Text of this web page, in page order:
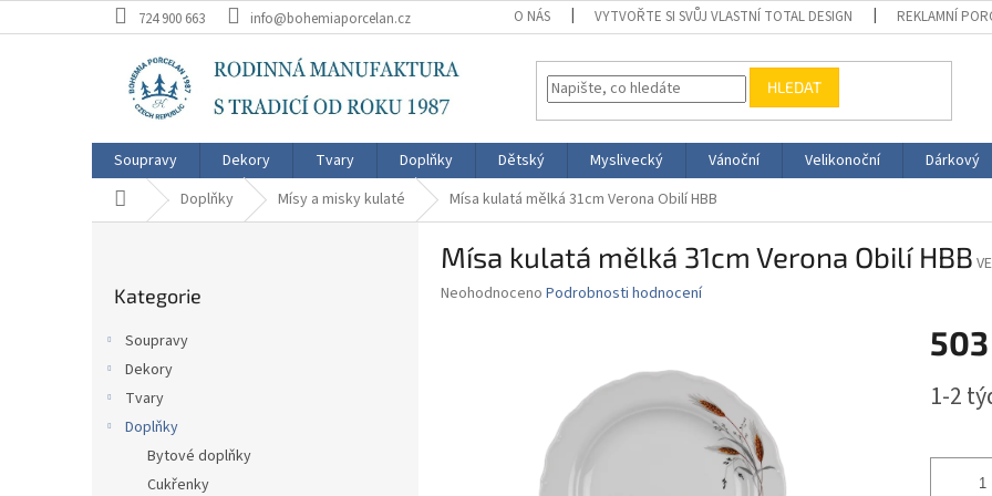
na
724 900 663 info@bohemiaporcelan.cz O NÁS VYTVOŘTE SI SVŮJ VLASTNÍ TOTAL DESIGN REKLAMNÍ
HLEDAT
Soupravy Dekory Tvary Doplňky Dětský Myslivecký Vánoční Velikonoční Dárkový
Domů Doplňky Mísy a misky kulaté Mísa kulatá mělká 31cm Verona Obilí HBB
kategorie
Kategorie
Soupravy
Dekory
Tvary
Doplňky
Bytové doplňky
Cukřenky
Mísa kulatá mělká 31cm Verona Obilí HBB
Průměrné
Neohodnoceno Podrobnosti hodnocení
cena:
1-2